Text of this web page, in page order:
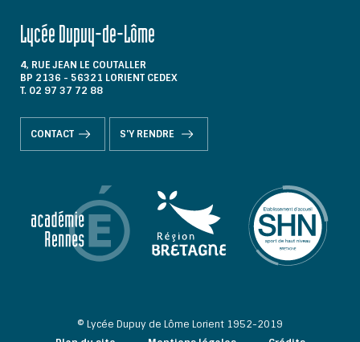
Lycée Dupuy-de-Lôme
4, RUE JEAN LE COUTALLER
BP 2136 - 56321 LORIENT CEDEX
T. 02 97 37 72 88
CONTACT S'Y RENDRE
© Lycée Dupuy de Lôme Lorient 1952-2019